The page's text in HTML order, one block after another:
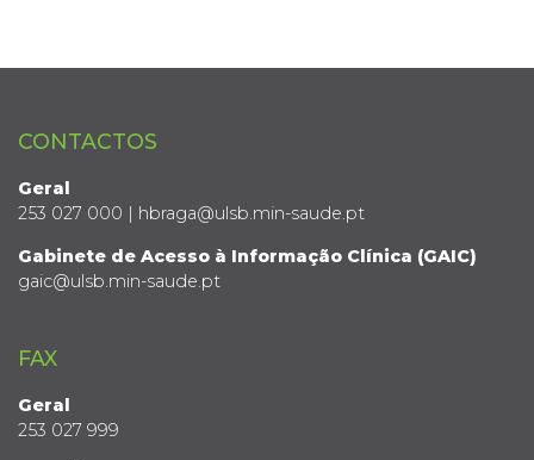
CONTACTOS
Geral
253 027 000 | hbraga@ulsb.min-saude.pt
Gabinete de Acesso à Informação Clínica (GAIC)
gaic@ulsb.min-saude.pt
FAX
Geral
253 027 999